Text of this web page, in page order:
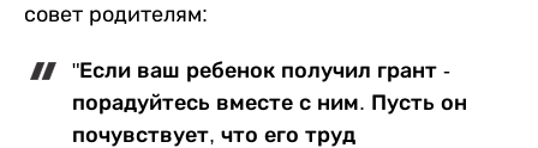
совет родителям:
"Если ваш ребенок получил грант -
порадуйтесь вместе с ним. Пусть он
почувствует, что его труд